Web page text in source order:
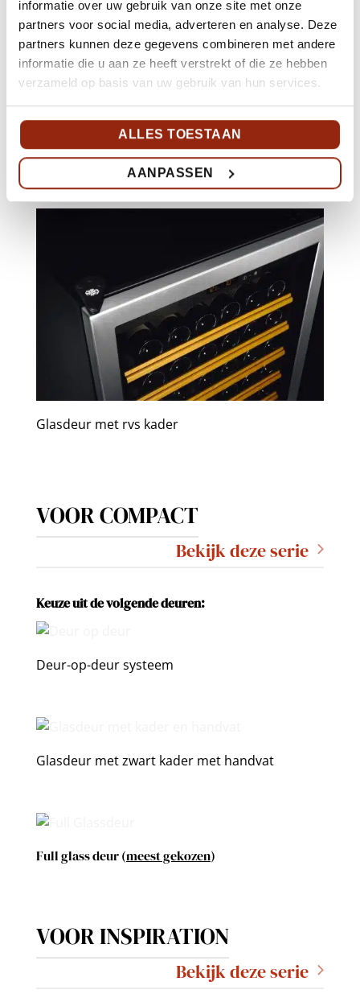
informatie over uw gebruik van onze site met onze
partners voor social media, adverteren en analyse. Deze
partners kunnen deze gegevens combineren met andere
informatie die u aan ze heeft verstrekt of die ze hebben
verzameld op basis van uw gebruik van hun services.
ALLES TOESTAAN
AANPASSEN
Full glass deur (meest gekozen)
Glasdeur met rvs kader
VOOR COMPACT
Bekijk deze serie
Keuze uit de volgende deuren:
Deur-op-deur systeem
Glasdeur met zwart kader met handvat
Full glass deur (meest gekozen)
VOOR INSPIRATION
Bekijk deze serie